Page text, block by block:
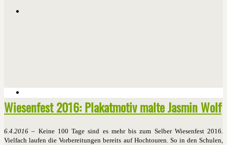
Wiesenfest 2016: Plakatmotiv malte Jasmin Wolf
6.4.2016 – Keine 100 Tage sind es mehr bis zum Selber Wiesenfest 2016.
Vielfach laufen die Vorbereitungen bereits auf Hochtouren. So in den Schulen,